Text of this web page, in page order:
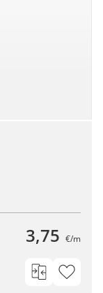
3,75 €/m